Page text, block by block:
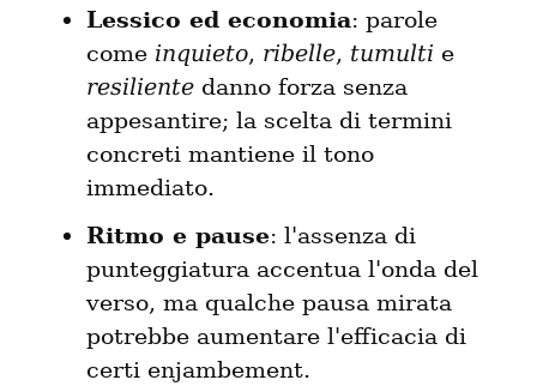
Lessico ed economia: parole
come inquieto, ribelle, tumulti
resiliente danno forza senza
appesantire; la scelta di termini
concreti mantiene il tono
immediato.
Ritmo e pause: l'assenza di
punteggiatura accentua l'onda del
verso, ma qualche pausa mirata
potrebbe aumentare l'efficacia di
certi enjambement.